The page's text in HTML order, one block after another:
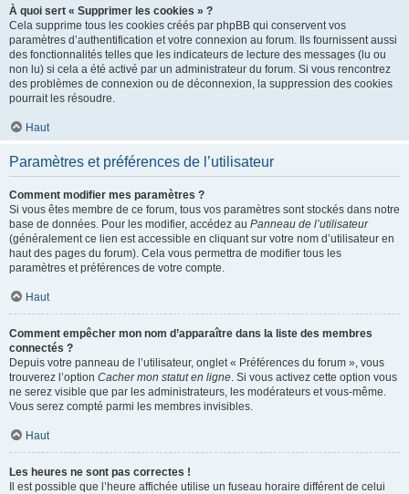
À quoi sert « Supprimer les cookies » ?
Cela supprime tous les cookies créés par phpBB qui conservent vos
paramètres d’authentification et votre connexion au forum. Ils fournissent aussi
des fonctionnalités telles que les indicateurs de lecture des messages (lu ou
non lu) si cela a été activé par un administrateur du forum. Si vous rencontrez
des problèmes de connexion ou de déconnexion, la suppression des cookies
pourrait les résoudre.
Haut
Paramètres et préférences de l’utilisateur
Comment modifier mes paramètres ?
Si vous êtes membre de ce forum, tous vos paramètres sont stockés dans notre
base de données. Pour les modifier, accédez au Panneau de l’utilisateur
(généralement ce lien est accessible en cliquant sur votre nom d’utilisateur en
haut des pages du forum). Cela vous permettra de modifier tous les
paramètres et préférences de votre compte.
Haut
Comment empêcher mon nom d’apparaître dans la liste des membres
connectés ?
Depuis votre panneau de l’utilisateur, onglet « Préférences du forum », vous
trouverez l’option Cacher mon statut en ligne. Si vous activez cette option vous
ne serez visible que par les administrateurs, les modérateurs et vous-même.
Vous serez compté parmi les membres invisibles.
Haut
Les heures ne sont pas correctes !
Il est possible que l’heure affichée utilise un fuseau horaire différent de celui